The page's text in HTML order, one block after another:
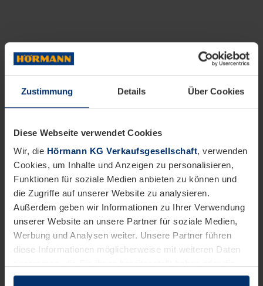
Zustimmung Details Über Cookies
Diese Webseite verwendet Cookies
Wir, die Hörmann KG Verkaufsgesellschaft, verwenden
Cookies, um Inhalte und Anzeigen zu personalisieren,
Funktionen für soziale Medien anbieten zu können und
die Zugriffe auf unserer Website zu analysieren.
Außerdem geben wir Informationen zu Ihrer Verwendung
unserer Website an unsere Partner für soziale Medien,
Werbung und Analysen weiter. Unsere Partner führen
diese Informationen möglicherweise mit weiteren Daten
sie im Rahmen Ihrer Nutzung der Dienste gesammelt